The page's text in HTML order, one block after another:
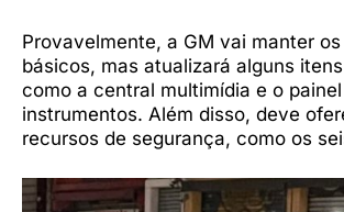
Provavelmente, a GM vai manter
básicos, mas atualizará alguns
como a central multimídia e o
instrumentos. Além disso, deve
recursos de segurança, como os